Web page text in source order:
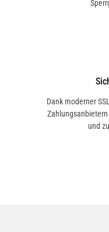
Dank moderner
und